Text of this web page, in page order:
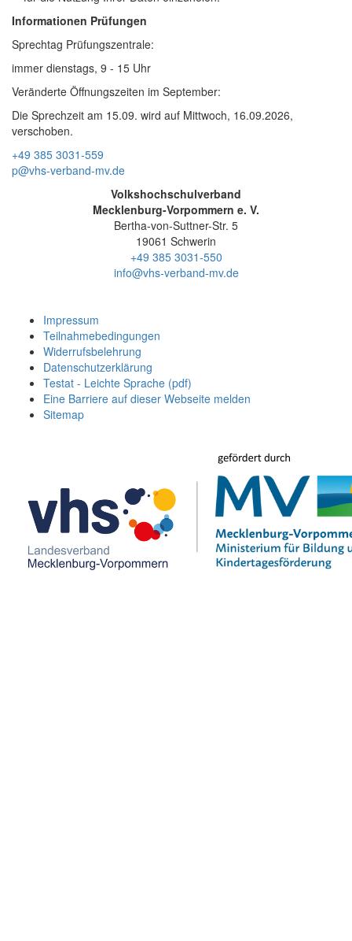
Informationen Prüfungen
Sprechtag Prüfungszentrale:
immer dienstags, 9 - 15 Uhr
Veränderte Öffnungszeiten im September:
Die Sprechzeit am 15.09. wird auf Mittwoch, 16.09.2026,
verschoben.
+49 385 3031-559
p@vhs-verband-mv.de
Volkshochschulverband
Mecklenburg-Vorpommern e. V.
Bertha-von-Suttner-Str. 5
19061 Schwerin
+49 385 3031-550
info@vhs-verband-mv.de
Impressum
Teilnahmebedingungen
Widerrufsbelehrung
Datenschutzerklärung
Testat - Leichte Sprache (pdf)
Eine Barriere auf dieser Webseite melden
Sitemap